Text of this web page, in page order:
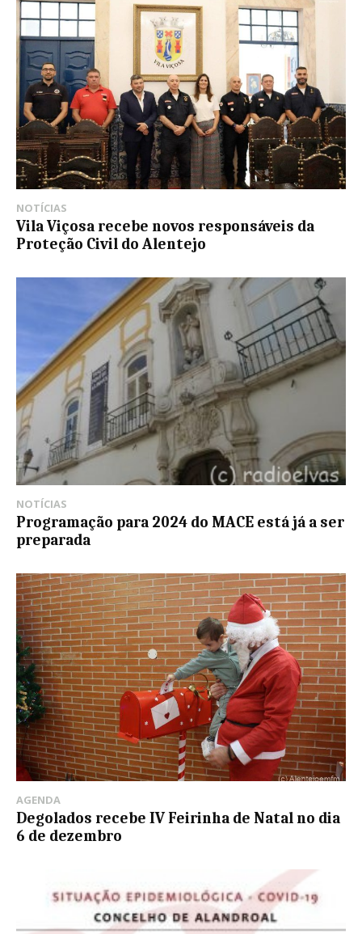
NOTÍCIAS
Vila Viçosa recebe novos responsáveis da
Proteção Civil do Alentejo
NOTÍCIAS
Programação para 2024 do MACE está já a ser
preparada
AGENDA
Degolados recebe IV Feirinha de Natal no dia
6 de dezembro